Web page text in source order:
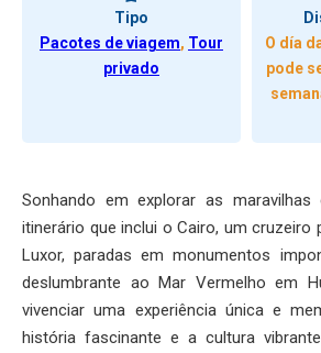
Tipo
Pacotes de viagem, Tour
privado
O día
pode
Sonhando em explorar as
itinerário que inclui o Cairo, um cruzeiro
Luxor, paradas em monumentos
deslumbrante ao Mar Vermelho em
vivenciar uma experiência única e
história fascinante e a cultura